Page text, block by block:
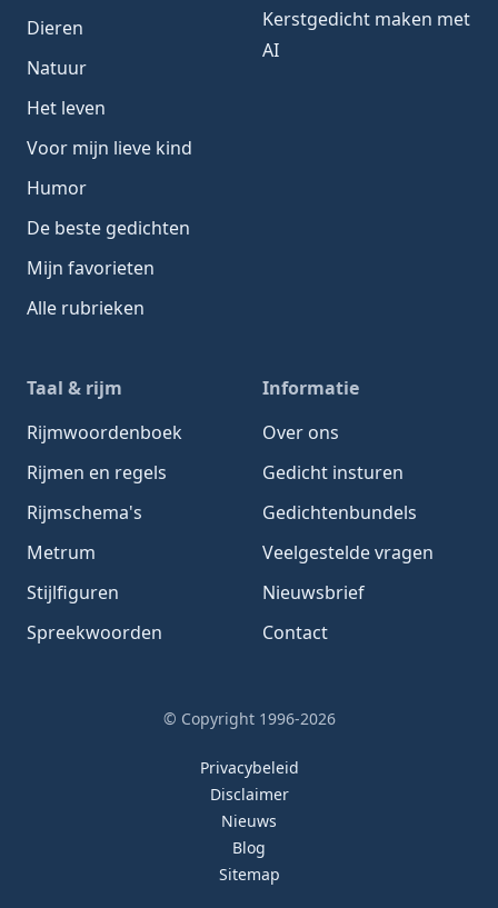
Dieren
Natuur
Het leven
Voor mijn lieve kind
Humor
De beste gedichten
Mijn favorieten
Alle rubrieken
Kerstgedicht maken met
AI
Taal & rijm
Rijmwoordenboek
Rijmen en regels
Rijmschema's
Metrum
Stijlfiguren
Spreekwoorden
Informatie
Over ons
Gedicht insturen
Gedichtenbundels
Veelgestelde vragen
Nieuwsbrief
Contact
© Copyright 1996-2026
Privacybeleid
Disclaimer
Nieuws
Blog
Sitemap